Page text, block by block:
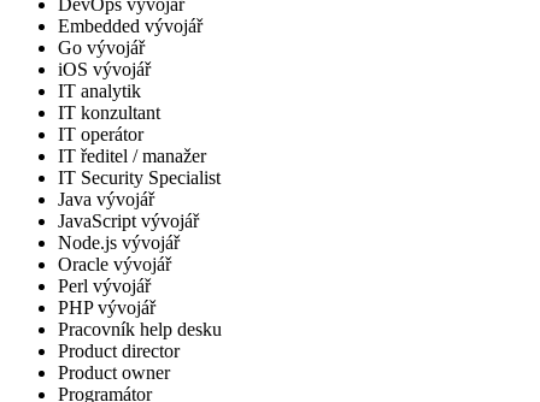
DevOps vývojář
Embedded vývojář
Go vývojář
iOS vývojář
IT analytik
IT konzultant
IT operátor
IT ředitel / manažer
IT Security Specialist
Java vývojář
JavaScript vývojář
Node.js vývojář
Oracle vývojář
Perl vývojář
PHP vývojář
Pracovník help desku
Product director
Product owner
Programátor